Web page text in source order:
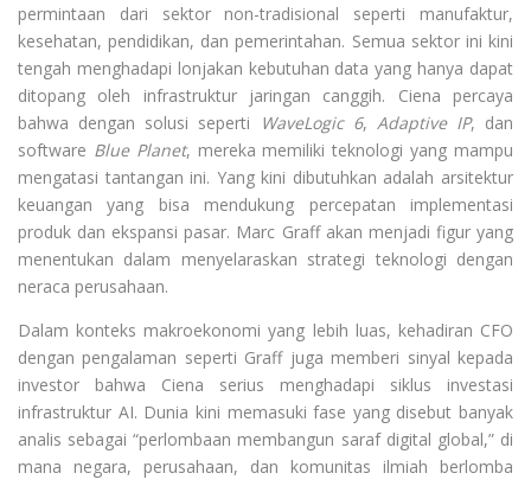
permintaan dari sektor non-tradisional seperti manufaktur,
kesehatan, pendidikan, dan pemerintahan. Semua sektor ini kini
tengah menghadapi lonjakan kebutuhan data yang hanya dapat
ditopang oleh infrastruktur jaringan canggih. Ciena percaya
bahwa dengan solusi seperti
WaveLogic 6, Adaptive IP, dan
software Blue Planet, mereka memiliki teknologi yang mampu
mengatasi tantangan ini. Yang kini dibutuhkan adalah arsitektur
keuangan yang bisa mendukung percepatan implementasi
produk dan ekspansi pasar. Marc Graff akan menjadi figur yang
menentukan dalam menyelaraskan strategi teknologi dengan
neraca perusahaan.
Dalam konteks makroekonomi yang lebih luas, kehadiran CFO
dengan pengalaman seperti Graff juga memberi sinyal kepada
investor bahwa Ciena serius menghadapi siklus investasi
infrastruktur AI. Dunia kini memasuki fase yang disebut banyak
analis sebagai “perlombaan membangun saraf digital global,” di
mana negara, perusahaan, dan komunitas ilmiah berlomba